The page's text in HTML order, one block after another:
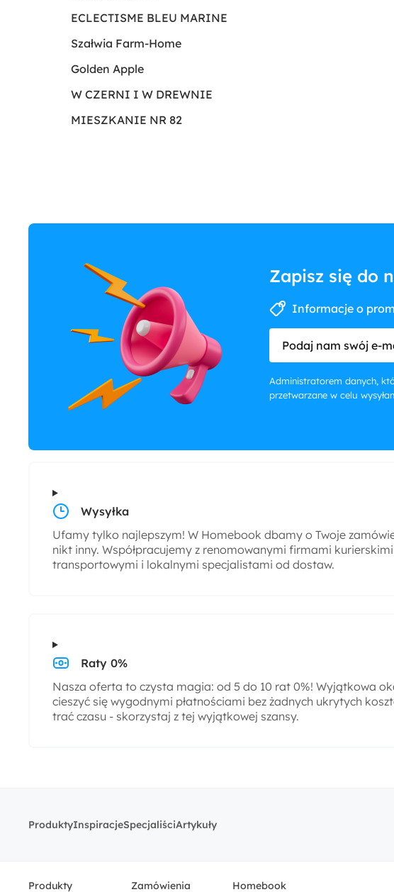
ECLECTISME BLEU MARINE
Szałwia Farm-Home
Golden Apple
W CZERNI I W DREWNIE
MIESZKANIE NR 82
Zapisz się do
Informacje o
Podaj nam swój e-
Administratorem danych,
przetwarzane w celu
Wysyłka
Ufamy tylko najlepszym! W Homebook dbamy o Twoje
nikt inny. Współpracujemy z renomowanymi firmami
transportowymi i lokalnymi specjalistami od dostaw.
Raty 0%
Nasza oferta to czysta magia: od 5 do 10 rat 0%! Wyjątkowa
cieszyć się wygodnymi płatnościami bez żadnych ukrytych
trać czasu - skorzystaj z tej wyjątkowej szansy.
ProduktyInspiracjeSpecjaliściArtykuły
Produkty Zamówienia Homebook